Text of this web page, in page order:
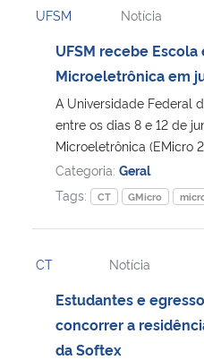
Ministério da Cidadania
Ministério de Minas e Energia
Ministério da Ciência, Tecnologia,
Ministério do Meio Ambiente
Ministério do Desenvolvimento
Controladoria-Geral da União
UFSM Notícia
UFSM recebe
Microeletrônica em
A Universidade Federal
entre os dias 8 e 12 de
Microeletrônica (EMicro
Categoria: Geral
Tags:
CT GMicro
CT Notícia
Estudantes e
concorrer a
da Softex